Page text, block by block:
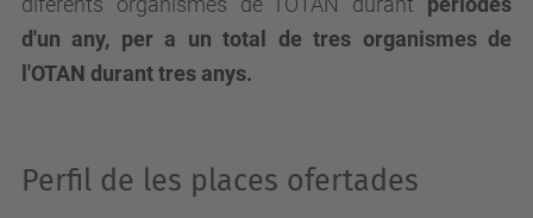
d'un any, per a un total de tres organismes de
l'OTAN durant tres anys.
Perfil de les places ofertades